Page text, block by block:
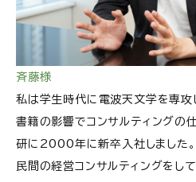
斉藤様
私は学生時代に電波天文学を専攻
書籍の影響でコンサルティングの
研に2000年に新卒入社しました。
民間の経営コンサルティングをし